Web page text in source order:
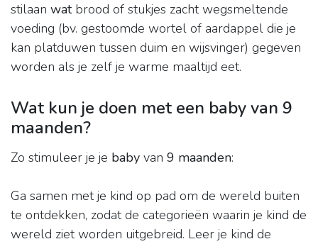
stilaan watbrood of stukjes zacht wegsmeltende
voeding (bv. gestoomde wortel of aardappel die je
kan platduwen tussen duim en wijsvinger) gegeven
worden als je zelf je warme maaltijd eet.
Wat kun je doen met een baby van 9
maanden?
Zo stimuleer je je baby van 9 maanden:
Ga samen met je kind op pad om de wereld buiten
te ontdekken, zodat de categorieën waarin je kind de
wereld ziet worden uitgebreid. Leer je kind de